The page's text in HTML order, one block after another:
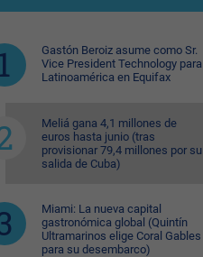
Gastón Beroiz asume como Sr.
Vice President Technology para
Latinoamérica en Equifax
Meliá gana 4,1 millones de
euros hasta junio (tras
provisionar 79,4 millones por su
salida de Cuba)
Miami: La nueva capital
gastronómica global (Quintín
Ultramarinos elige Coral Gables
para su desembarco)